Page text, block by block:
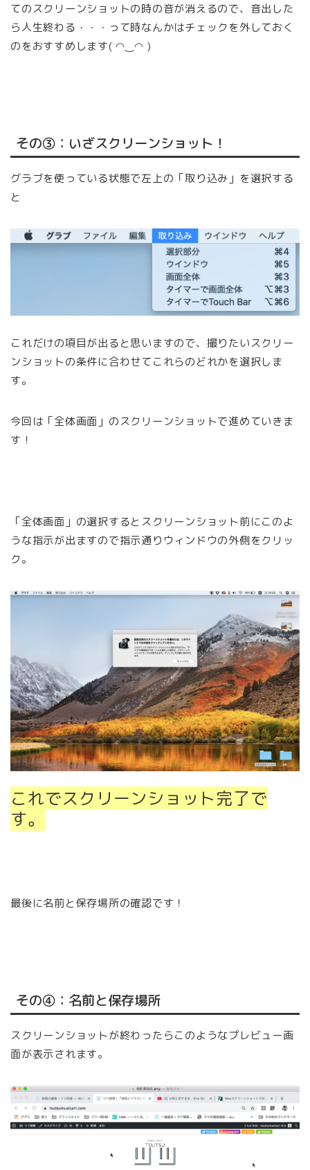
てのスクリーンショットの時の音が消えるので、音出した
ら人生終わる・・・って時なんかはチェックを外しておく
のをおすすめします( ◠‿◠ )
その③：いざスクリーンショット！
グラブを使っている状態で左上の「取り込み」を選択する
と
これだけの項目が出ると思いますので、撮りたいスクリー
ンショットの条件に合わせてこれらのどれかを選択しま
す。
今回は「全体画面」のスクリーンショットで進めていきま
す！
「全体画面」の選択するとスクリーンショット前にこのよ
うな指示が出ますので指示通りウィンドウの外側をクリッ
ク。
これでスクリーンショット完了で
す。
最後に名前と保存場所の確認です！
その④：名前と保存場所
スクリーンショットが終わったらこのようなプレビュー画
面が表示されます。